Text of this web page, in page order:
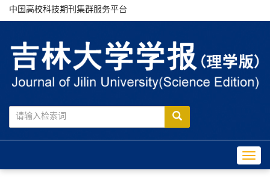
中国高校科技期刊集群服务平台